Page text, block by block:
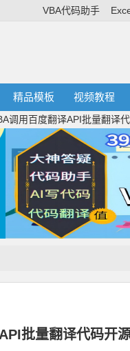
VBA代码助手
精品模板 视频教程
调用百度翻译API批量翻译
批量翻译代码开